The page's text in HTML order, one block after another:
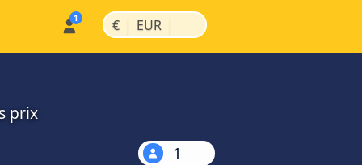
€ | EUR |
prix
1